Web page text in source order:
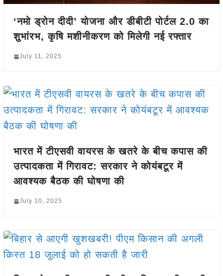
‘नमो ड्रोन दीदी’ योजना और डीबीटी पोर्टल 2.0 का
शुभांरभ, कृषि मशीनीकरण को मिलेगी नई रफ्तार
July 11, 2025
भारत में टीएसवी वायरस के खतरे के बीच कपास की
उत्पादकता में गिरावट: सरकार ने कोयंबटूर में
आवश्यक बैठक की घोषणा की
July 10, 2025